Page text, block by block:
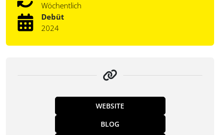
Wöchentlich
Debüt
2024
WEBSITE
BLOG